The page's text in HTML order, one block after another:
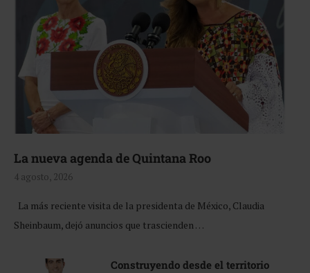
La nueva agenda de Quintana Roo
4 agosto, 2026
La más reciente visita de la presidenta de México, Claudia
Sheinbaum, dejó anuncios que trascienden …
Construyendo desde el territorio